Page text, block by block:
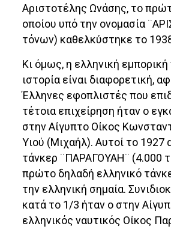
Αριστοτέλης Ωνάσης, το
οποίου υπό την ονομασία
τόνων) καθελκύστηκε το
Κι όμως, η ελληνική εμπορική
ιστορία είναι διαφορετική,
Έλληνες εφοπλιστές που
τέτοια επιχείρηση ήταν ο
στην Αίγυπτο Οίκος
Υιού (Μιχαήλ). Αυτοί το 1927
τάνκερ ¨ΠΑΡΑΓΟΥΑΗ¨ (4.000
πρώτο δηλαδή ελληνικό
την ελληνική σημαία.
κατά το 1/3 ήταν ο στην
ελληνικός ναυτικός Οίκος